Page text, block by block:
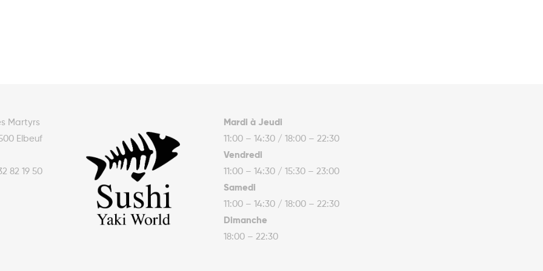
Martyrs
Elbeuf
82 19 50
Mardi à Jeudi
11:00 – 14:30 / 18:00 – 22:30
Vendredi
11:00 – 14:30 / 15:30 – 23:00
Samedi
11:00 – 14:30 / 18:00 – 22:30
Dimanche
18:00 – 22:30